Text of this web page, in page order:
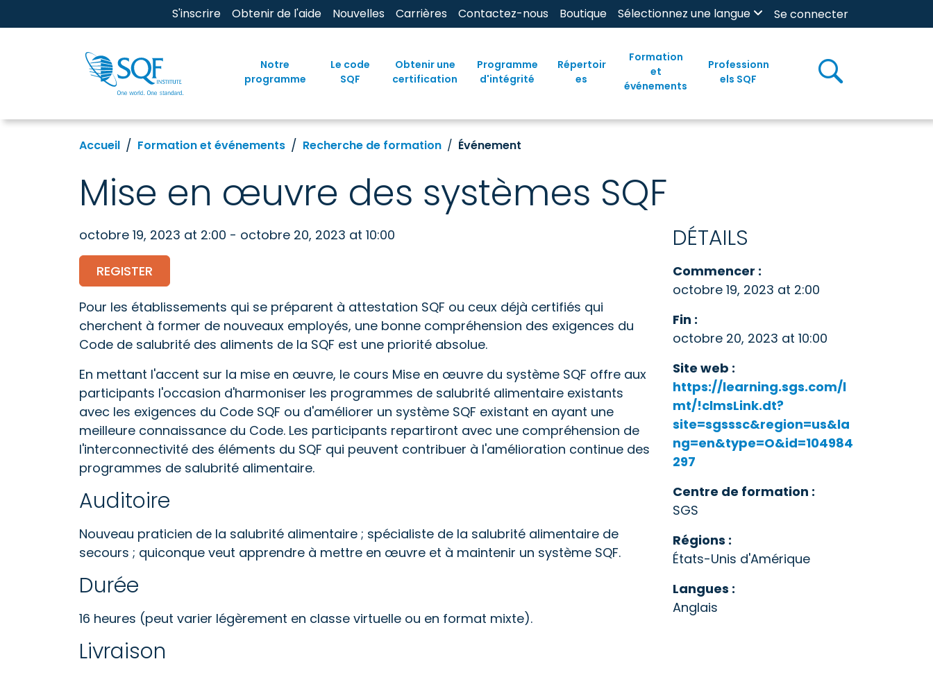
S'inscrire Obtenir de l'aide Nouvelles Carrières Contactez-nous Boutique Sélectionnez une langue Se connecter
Notre
programme
Le code
SQF
Obtenir une
certification
Programme
d'intégrité
Répertoir
es
Formation
et
événements
Professionn
els SQF
Accueil Formation et événements Recherche de formation Événement
Mise en œuvre des systèmes SQF
octobre 19, 2023 at 2:00 - octobre 20, 2023 at 10:00
REGISTER
Pour les établissements qui se préparent à attestation SQF ou ceux déjà certifiés qui
cherchent à former de nouveaux employés, une bonne compréhension des exigences du
Code de salubrité des aliments de la SQF est une priorité absolue.
En mettant l'accent sur la mise en œuvre, le cours Mise en œuvre du système SQF offre aux
participants l'occasion d'harmoniser les programmes de salubrité alimentaire existants
avec les exigences du Code SQF ou d'améliorer un système SQF existant en ayant une
meilleure connaissance du Code. Les participants repartiront avec une compréhension de
l'interconnectivité des éléments du SQF qui peuvent contribuer à l'amélioration continue des
programmes de salubrité alimentaire.
Auditoire
Nouveau praticien de la salubrité alimentaire ; spécialiste de la salubrité alimentaire de
secours ; quiconque veut apprendre à mettre en œuvre et à maintenir un système SQF.
Durée
16 heures (peut varier légèrement en classe virtuelle ou en format mixte).
Livraison
DÉTAILS
Commencer :
octobre 19, 2023 at 2:00
Fin :
octobre 20, 2023 at 10:00
Site web :
https://learning.sgs.com/l
mt/!clmsLink.dt?
site=sgsssc&region=us&la
ng=en&type=O&id=104984
297
Centre de formation :
SGS
Régions :
États-Unis d'Amérique
Langues :
Anglais